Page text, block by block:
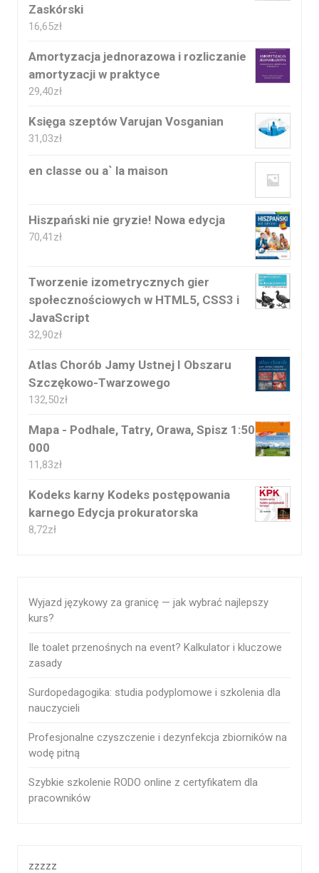
Zaskórski
16,65zł
Amortyzacja jednorazowa i rozliczanie
amortyzacji w praktyce
29,40zł
Księga szeptów Varujan Vosganian
31,03zł
en classe ou a` la maison
Hiszpański nie gryzie! Nowa edycja
70,41 zł
Tworzenie izometrycznych gier
społecznościowych w HTML5, CSS3 i
JavaScript
32,90zł
Atlas Chorób Jamy Ustnej I Obszaru
Szczękowo-Twarzowego
132,50zł
Mapa - Podhale, Tatry, Orawa, Spisz 1:50
000
11,83zł
Kodeks karny Kodeks postępowania
karnego Edycja prokuratorska
8,72zł
Wyjazd językowy za granicę — jak wybrać najlepszy
kurs?
Ile toalet przenośnych na event? Kalkulator i kluczowe
zasady
Surdopedagogika: studia podyplomowe i szkolenia dla
nauczycieli
Profesjonalne czyszczenie i dezynfekcja zbiorników na
wodę pitną
Szybkie szkolenie RODO online z certyfikatem dla
pracowników
zzzzz